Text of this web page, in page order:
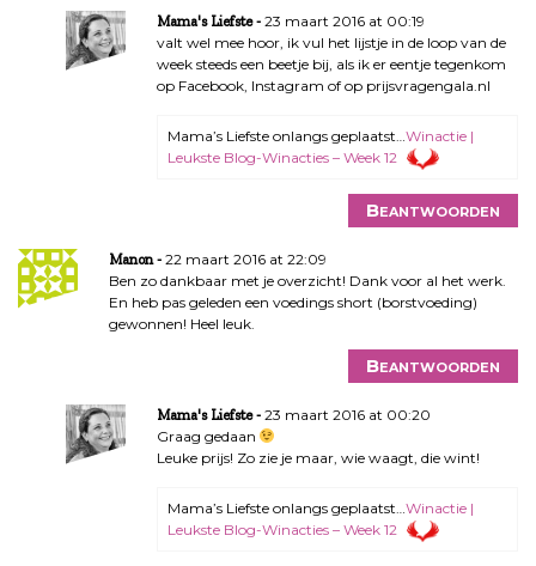
Mama's Liefste
23 maart 2016 at 00:19
valt wel mee hoor, ik vul het lijstje in de loop van de
week steeds een beetje bij, als ik er eentje tegenkom
op Facebook, Instagram of op prijsvragengala.nl
Mama’s Liefste onlangs geplaatst… Winactie |
Leukste Blog-Winacties – Week 12
Beantwoorden
Manon
22 maart 2016 at 22:09
Ben zo dankbaar met je overzicht! Dank voor al het werk.
En heb pas geleden een voedings short (borstvoeding)
gewonnen! Heel leuk.
Beantwoorden
Mama's Liefste
23 maart 2016 at 00:20
Graag gedaan
Leuke prijs! Zo zie je maar, wie waagt, die wint!
Mama’s Liefste onlangs geplaatst… Winactie |
Leukste Blog-Winacties – Week 12